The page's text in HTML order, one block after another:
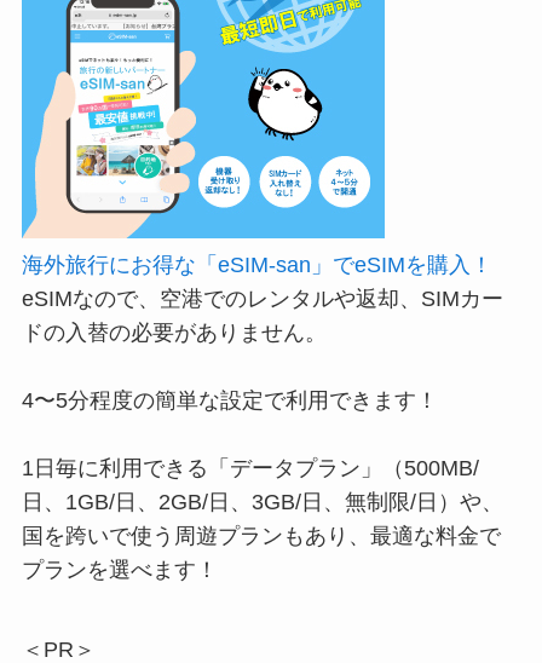
海外旅行にお得な「eSIM-san」でeSIMを購入！
eSIMなので、空港でのレンタルや返却、SIMカー
ドの入替の必要がありません。
4〜5分程度の簡単な設定で利用できます！
1日毎に利用できる「データプラン」（500MB/
日、1GB/日、2GB/日、3GB/日、無制限/日）や、
国を跨いで使う周遊プランもあり、最適な料金で
プランを選べます！
＜PR＞